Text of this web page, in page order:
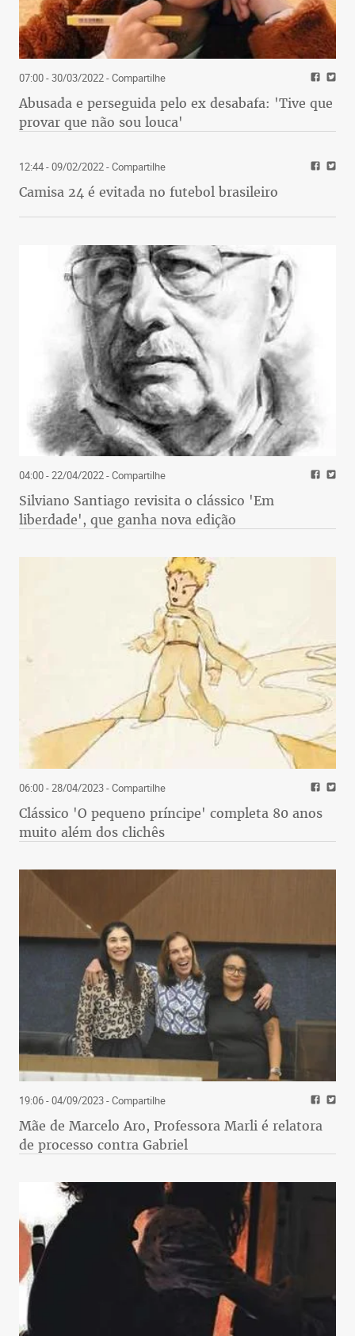
07:00 - 30/03/2022- Compartilhe
Abusada e perseguida pelo ex desabafa: 'Tive que
provar que não sou louca'
12:44 - 09/02/2022- Compartilhe
Camisa 24 é evitada no futebol brasileiro
04:00 - 22/04/2022- Compartilhe
Silviano Santiago revisita o clássico 'Em
liberdade', que ganha nova edição
06:00 - 28/04/2023- Compartilhe
Clássico 'O pequeno príncipe' completa 80 anos
muito além dos clichês
19:06 - 04/09/2023- Compartilhe
Mãe de Marcelo Aro, Professora Marli é relatora
de processo contra Gabriel